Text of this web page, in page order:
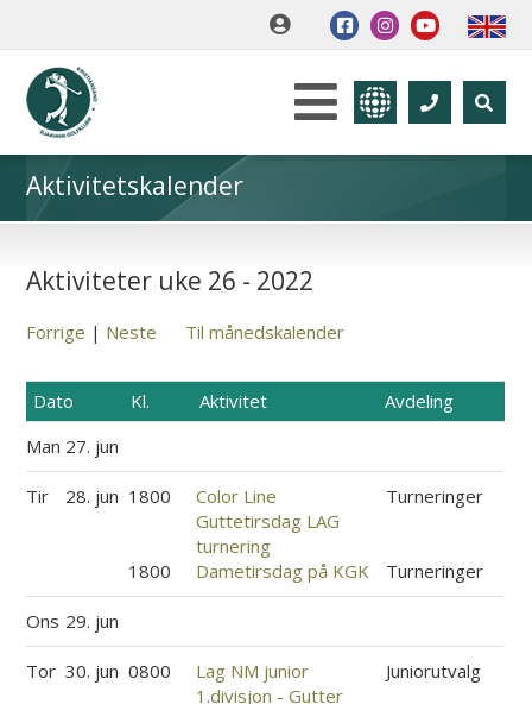
Aktivitetskalender
Aktiviteter uke 26 - 2022
Forrige | Neste Til månedskalender
Dato Kl. Aktivitet
Avdeling
Man 27. jun
Tir 28. jun 1800
Color Line
Guttetirsdag LAG
turnering
Turneringer
1800 Dametirsdag på KGK Turneringer
Ons 29. jun
Tor 30. jun 0800
Lag NM junior
1.divisjon - Gutter
Juniorutvalg